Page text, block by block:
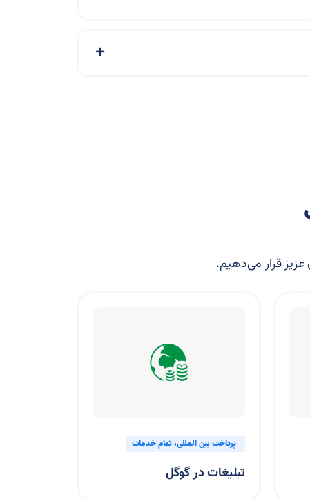
عزیز قرار می‌دهیم.
پرداخت بین المللی تمام خدمات
تبلیغات در گوگل